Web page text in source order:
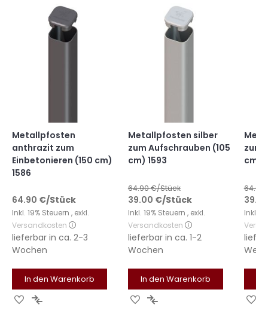
Metallpfosten
anthrazit zum
Einbetonieren (150 cm)
1586
64.90 €/Stück
Inkl. 19% Steuern , exkl.
Versandkosten
lieferbar in ca. 2-3
Wochen
In den Warenkorb
Zur Zur
Metallpfosten silber
zum Aufschrauben (105
cm) 1593
64.90€/Stück
39.00 €/Stück
Inkl. 19% Steuern , exkl.
Versandkosten
lieferbar in ca. 1-2
Wochen
In den Warenkorb
Zur Zur
zum
cm)
64.90
Inkl.